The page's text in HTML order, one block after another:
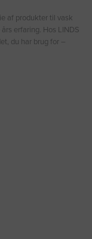
af produkter til vask
erfaring. Hos LINDS
du har brug for –